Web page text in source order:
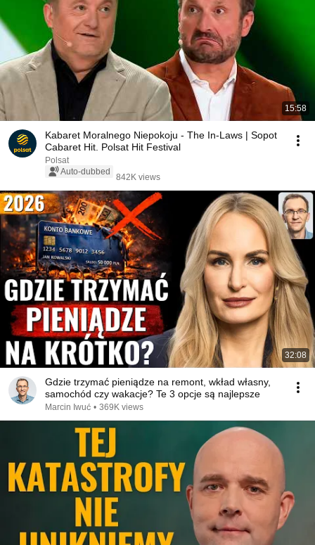
15:58
Kabaret Moralnego Niepokoju - The In-Laws | Sopot
Cabaret Hit. Polsat Hit Festival
Polsat
Auto-dubbed
842K views
32:08
Gdzie trzymać pieniądze na remont, wkład własny,
samochód czy wakacje? Te 3 opcje są najlepsze
Marcin Iwuć • 369K views